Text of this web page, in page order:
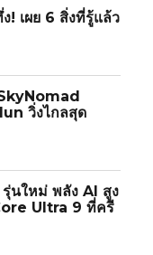
เผย 6 สิ่งที่รู้แล้ว
วิ่งไกลสุด
นใหม่ พลัง AI สูง
Ultra 9 ที่ครี